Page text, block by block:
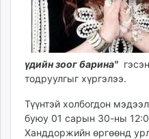
24tsag.mn
shuud.mn
eagle.mn
ergelt.mn
zarig.mn
zuv.mn
mminfo.mn
үдийн зоог барина"
тодруулгыг хүргэлээ.
Түүнтэй холбогдон
буюу 01 сарын 30-ны
Ханддоржийн өргөөнд